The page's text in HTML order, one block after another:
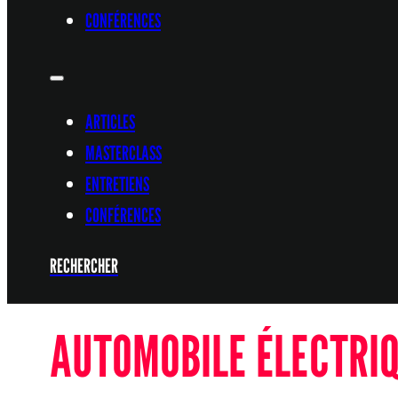
CONFÉRENCES
ARTICLES
MASTERCLASS
ENTRETIENS
CONFÉRENCES
RECHERCHER
AUTOMOBILE